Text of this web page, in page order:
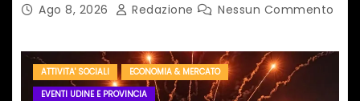
Ago 8, 2026 Redazione Nessun Commento
ATTIVITA' SOCIALI
ECONOMIA & MERCATO
EVENTI UDINE E PROVINCIA